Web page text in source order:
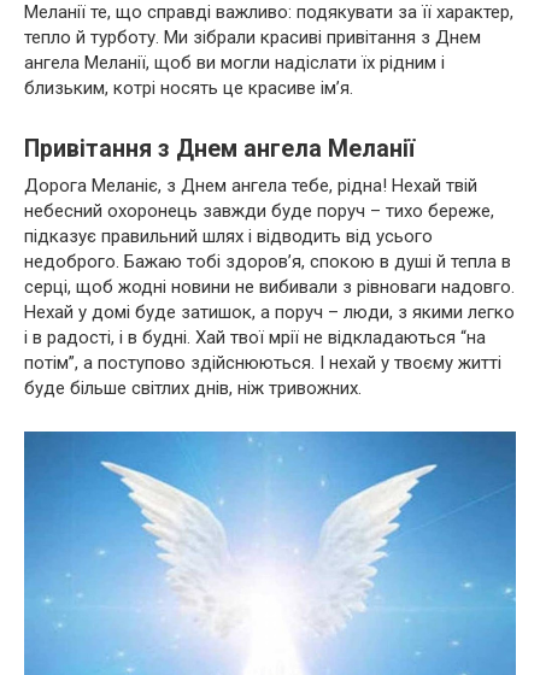
Меланії те, що справді важливо: подякувати за її характер,
тепло й турботу. Ми зібрали красиві привітання з Днем
ангела Меланії, щоб ви могли надіслати їх рідним і
близьким, котрі носять це красиве ім’я.
Привітання з Днем ангела Меланії
Дорога Меланіє, з Днем ангела тебе, рідна! Нехай твій
небесний охоронець завжди буде поруч – тихо береже,
підказує правильний шлях і відводить від усього
недоброго. Бажаю тобі здоров’я, спокою в душі й тепла в
серці, щоб жодні новини не вибивали з рівноваги надовго.
Нехай у домі буде затишок, а поруч – люди, з якими легко
і в радості, і в будні. Хай твої мрії не відкладаються “на
потім”, а поступово здійснюються. І нехай у твоєму житті
буде більше світлих днів, ніж тривожних.